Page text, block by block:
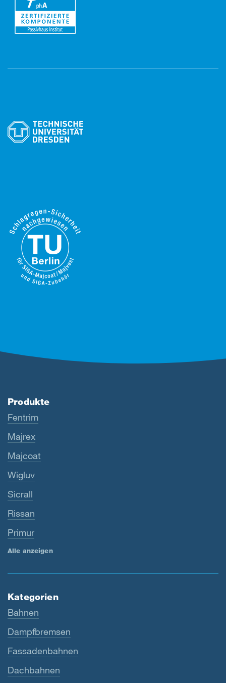
Produkte
Fentrim
Majrex
Majcoat
Wigluv
Sicrall
Rissan
Primur
Alle anzeigen
Kategorien
Bahnen
Dampfbremsen
Fassadenbahnen
Dachbahnen